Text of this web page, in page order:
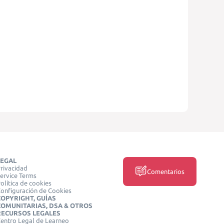
Terms
de cookies
de Cookies
GUÍAS
DSA & OTROS
LEGALES
Legal de Learneo
Comentarios